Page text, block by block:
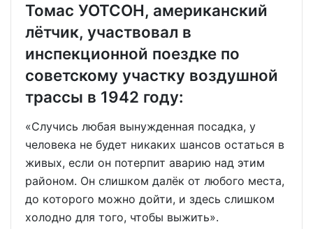
Томас УОТСОН, американский
лётчик, участвовал в
инспекционной поездке по
советскому участку воздушной
трассы в 1942 году:
«Случись любая вынужденная посадка, у
человека не будет никаких шансов остаться в
живых, если он потерпит аварию над этим
районом. Он слишком далёк от любого места,
до которого можно дойти, и здесь слишком
холодно для того, чтобы выжить».